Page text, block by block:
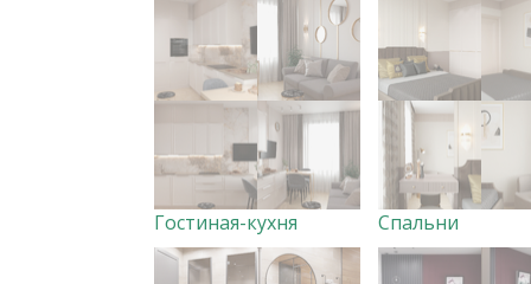
Гостиная-кухня Спальни